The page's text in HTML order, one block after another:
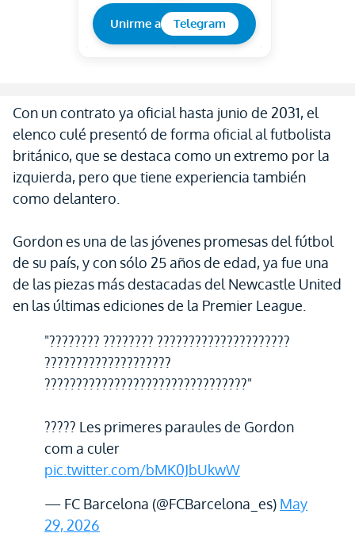
Unirme a Telegram
Con un contrato ya oficial hasta junio de 2031, el
elenco culé presentó de forma oficial al futbolista
británico, que se destaca como un extremo por la
izquierda, pero que tiene experiencia también
como delantero.
Gordon es una de las jóvenes promesas del fútbol
de su país, y con sólo 25 años de edad, ya fue una
de las piezas más destacadas del Newcastle United
en las últimas ediciones de la Premier League.
"???????? ???????? ?????????????????????
????????????????????
????????????????????????????????"
????? Les primeres paraules de Gordon
com a culer
pic.twitter.com/bMK0JbUkwW
— FC Barcelona (@FCBarcelona_es) May
29, 2026